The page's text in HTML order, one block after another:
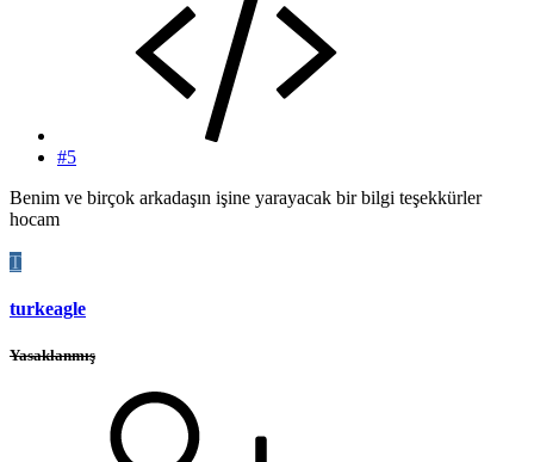
#5
Benim ve birçok arkadaşın işine yarayacak bir bilgi teşekkürler
hocam
T
turkeagle
Yasaklanmış